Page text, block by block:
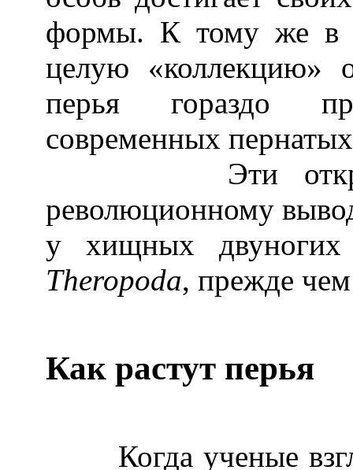
формы. К тому же в
целую «коллекцию»
перья гораздо
современных
Эти
революционному
у хищных двуногих
Theropoda, прежде
Как растут перья
Когда ученые